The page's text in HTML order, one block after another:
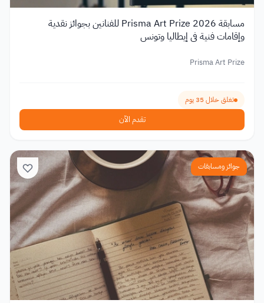
مسابقة Prisma Art Prize 2026 للفنانين بجوائز نقدية
وإقامات فنية في إيطاليا وتونس
Prisma Art Prize
تغلق خلال 35 يوم
تقدم الآن
جوائز ومسابقات